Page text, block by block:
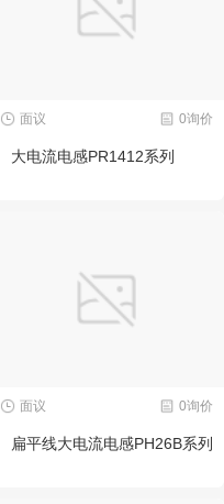
0询价
面议
大电流电感PR1412系列
0询价
面议
扁平线大电流电感PH26B系列